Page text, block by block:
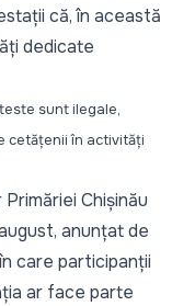
că, în această
dedicate
sunt ilegale,
cetățenii în activități
Chișinău
anunțat de
care participanții
ar face parte